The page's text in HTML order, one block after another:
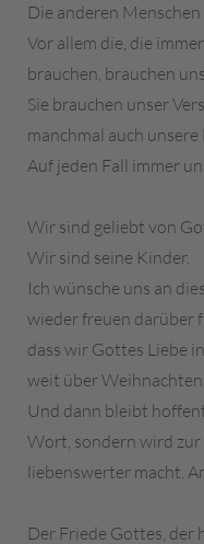
Die anderen
Vor allem die, die
brauchen, brauchen
Sie brauchen unser
manchmal auch
Auf jeden Fall immer
Wir sind geliebt von
Wir sind seine Kinder.
Ich wünsche uns an
wieder freuen darüber
dass wir Gottes Liebe
weit über
Und dann bleibt
Wort, sondern wird
liebenswerter macht.
Der Friede Gottes, der